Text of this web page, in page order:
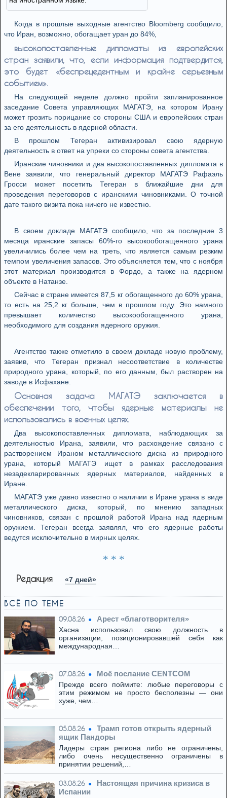
Когда в прошлые выходные агентство Bloomberg сообщило,
что Иран, возможно, обогащает уран до 84%,
высокопоставленные дипломаты из европейских
стран заявили, что, если информация подтвердится,
это будет «беспрецедентным и крайне серьезным
событием».
На следующей неделе должно пройти запланированное
заседание Совета управляющих МАГАТЭ, на котором Ирану
может грозить порицание со стороны США и европейских стран
за его деятельность в ядерной области.
В прошлом Тегеран активизировал свою ядерную
деятельность в ответ на упреки со стороны совета агентства.
Иранские чиновники и два высокопоставленных дипломата в
Вене заявили, что генеральный директор МАГАТЭ Рафаэль
Гросси может посетить Тегеран в ближайшие дни для
проведения переговоров с иранскими чиновниками. О точной
дате такого визита пока ничего не известно.
В своем докладе МАГАТЭ сообщило, что за последние 3
месяца иранские запасы 60%-го высокообогащенного урана
увеличились более чем на треть, что является самым резким
темпом увеличения запасов. Это объясняется тем, что с ноября
этот материал производится в Фордо, а также на ядерном
объекте в Натанзе.
Сейчас в стране имеется 87,5 кг обогащенного до 60% урана,
то есть на 25,2 кг больше, чем в прошлом году. Это намного
превышает количество высокообогащенного урана,
необходимого для создания ядерного оружия.
Агентство также отметило в своем докладе новую проблему,
заявив, что Тегеран признал несоответствие в количестве
природного урана, который, по его данным, был растворен на
заводе в Исфахане.
Основная задача МАГАТЭ заключается в
обеспечении того, чтобы ядерные материалы не
использовались в военных целях.
Два высокопоставленных дипломата, наблюдающих за
деятельностью Ирана, заявили, что расхождение связано с
растворением Ираном металлического диска из природного
урана, который МАГАТЭ ищет в рамках расследования
незадекларированных ядерных материалов, найденных в
Иране.
МАГАТЭ уже давно известно о наличии в Иране урана в виде
металлического диска, который, по мнению западных
чиновников, связан с прошлой работой Ирана над ядерным
оружием. Тегеран всегда заявлял, что его ядерные работы
ведутся исключительно в мирных целях.
* * *
Редакция «7 дней»
ВСЁ ПО ТЕМЕ
09.08.26 Арест «благотворителя»
Хасна использовал свою должность в
организации, позиционировавшей себя как
международная…
07.08.26 Моё послание CENTCOM
Прежде всего поймите: любые переговоры с
этим режимом не просто бесполезны — они
хуже, чем…
05.08.26
Трамп готов открыть ядерный
ящик Пандоры
Лидеры стран региона либо не ограничены,
либо очень несущественно ограничены в
принятии решений,…
03.08.26
Настоящая причина кризиса в
Испании